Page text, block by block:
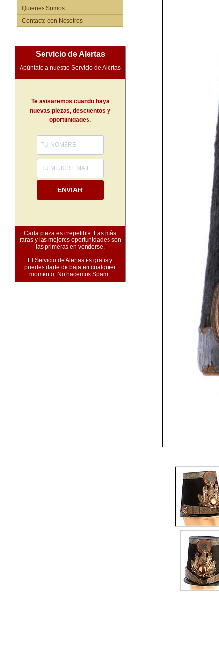
Quienes Somos
Contacte con Nosotros
Servicio de Alertas
Apúntate a nuestro Servicio de Alertas
Te avisaremos cuando haya
nuevas piezas, descuentos y
oportunidades.
ENVIAR
Cada pieza es irrepetible. Las más
raras y las mejores oportunidades son
las primeras en venderse.
El Servicio de Alertas es gratis y
puedes darte de baja en cualquier
momento. No hacemos Spam.